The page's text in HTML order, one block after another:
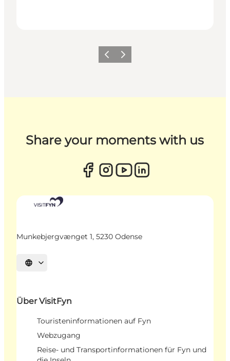
ZurückWeiter
Share your moments with us
Munkebjergvænget 1, 5230 Odense
Sprache auswählen
Über VisitFyn
Touristeninformationen auf Fyn
Webzugang
Reise- und Transportinformationen für Fyn und